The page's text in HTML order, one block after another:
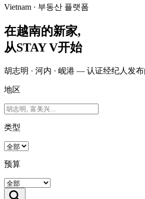
Vietnam · 부동산 플랫폼
在越南的新家,
从STAY V开始
胡志明 · 河内 · 岘港 — 认证经纪人发
地区
类型
预算